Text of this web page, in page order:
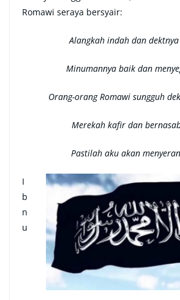
Romawi seraya bersyair:
Alangkah indah dan dektnya
Minumannya baik dan
Orang-orang Romawi sungguh
Merekah kafir dan
Pastilah aku akan
I
b
n
u